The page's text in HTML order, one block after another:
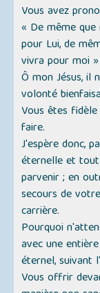
Vous avez
« De même
pour Lui, de
vivra pour moi »
Ô mon Jésus, il
volonté
Vous êtes
faire.
J'espère donc,
éternelle et
parvenir ; en
secours de
carrière.
Pourquoi
avec une
éternel, suivant
Vous offrir